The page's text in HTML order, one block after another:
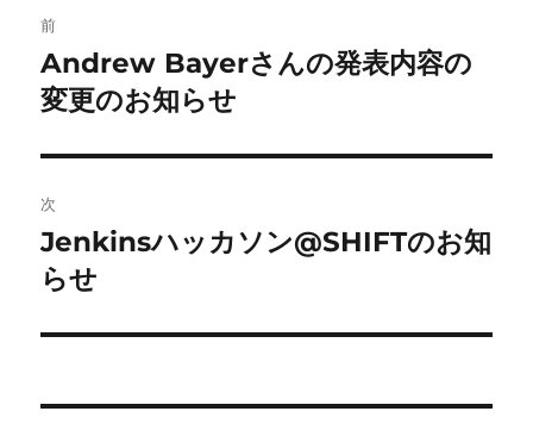
稿
ナ
ビ
ゲ
ー
シ
ン
前
前
の
稿:
Andrew Bayerさんの発表内容の
変更のお知らせ
次
次
の
稿:
Jenkinsハッカソン@SHIFTのお知
らせ